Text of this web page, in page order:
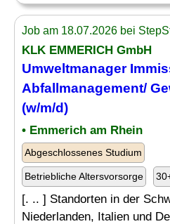
Job am 18.07.2026 bei
KLK EMMERICH GmbH
Umweltmanager
Abfallmanagement/
(w/m/d)
• Emmerich am Rhein
Abgeschlossenes Studium
Betriebliche Altersvorsorge
[. .. ] Standorten in der
Niederlanden, Italien und